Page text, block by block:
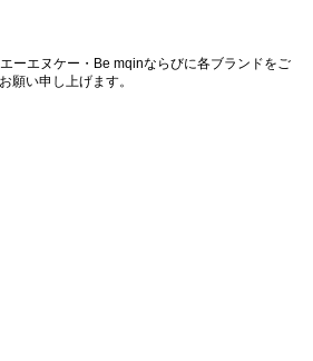
ーエヌケー・Be mqinならびに各ブランドをご
願い申し上げます。